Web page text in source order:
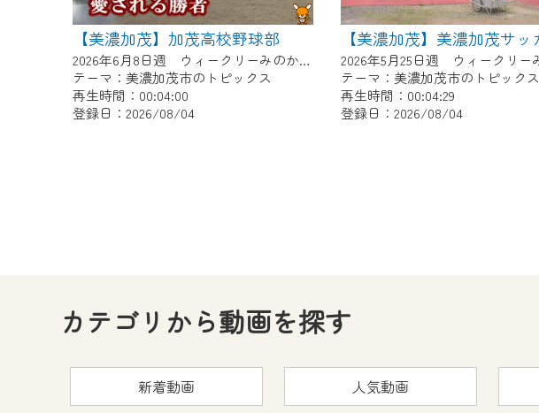
【美濃加茂】加茂高校野球部
2026年6月8日週 ウィークリーみのかもにて放送
テーマ：美濃加茂市のトピックス
再生時間：00:04:00
登録日：2026/08/04
テーマ：美濃加茂市のトピックス
再生時間：00:04:29
登録日：2026/08/04
カテゴリから動画を探す
新着動画 人気動画